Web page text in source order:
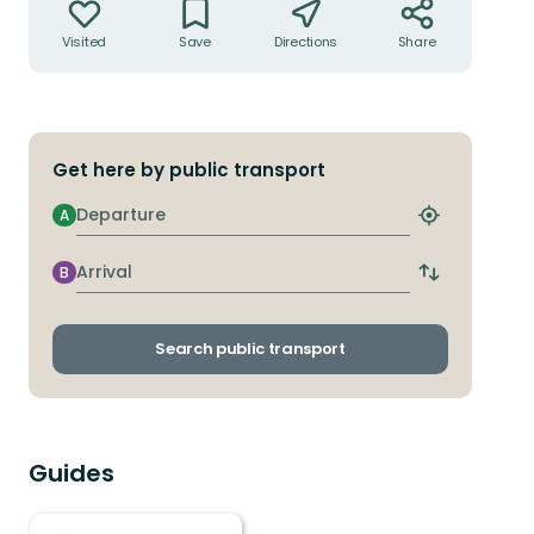
Visited Save Directions Share
Get here by public transport
Departure
A
Find
stop
Arrival
B
Switch
and
stops
Search public transport
Guides